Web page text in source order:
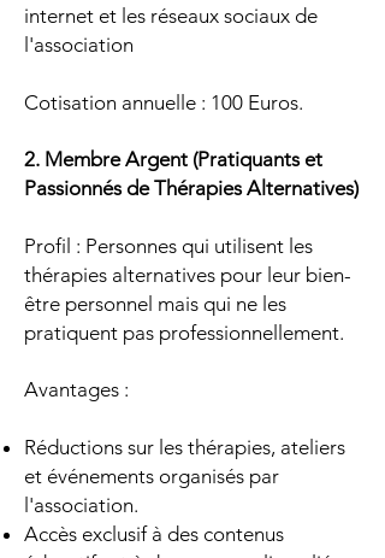
internet et les réseaux sociaux de
l'association
Cotisation annuelle : 100 Euros.
2. Membre Argent (Pratiquants et
Passionnés de Thérapies Alternatives)
Profil : Personnes qui utilisent les
thérapies alternatives pour leur bien-
être personnel mais qui ne les
pratiquent pas professionnellement.
Avantages :
Réductions sur les thérapies, ateliers
et événements organisés par
l'association.
Accès exclusif à des contenus